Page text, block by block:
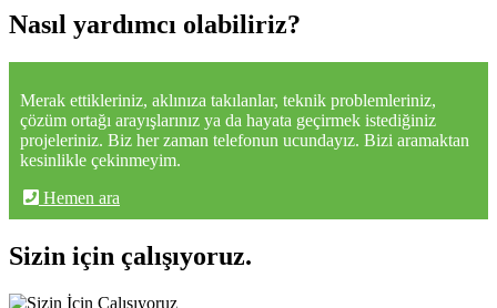
Nasıl yardımcı olabiliriz?
Merak ettikleriniz, aklınıza takılanlar, teknik problemleriniz,
çözüm ortağı arayışlarınız ya da hayata geçirmek istediğiniz
projeleriniz. Biz her zaman telefonun ucundayız. Bizi aramaktan
kesinlikle çekinmeyim.
Hemen ara
Sizin için çalışıyoruz.